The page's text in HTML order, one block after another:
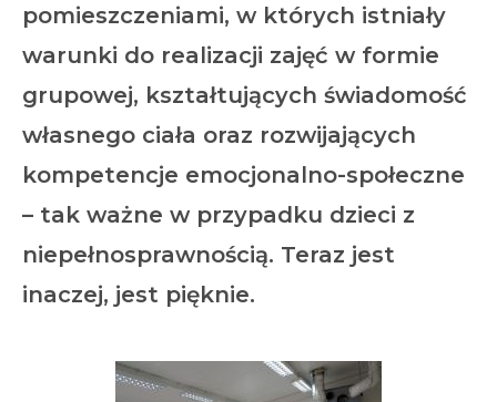
pomieszczeniami, w których istniały
warunki do realizacji zajęć w formie
grupowej, kształtujących świadomość
własnego ciała oraz rozwijających
kompetencje emocjonalno-społeczne
– tak ważne w przypadku dzieci z
niepełnosprawnością. Teraz jest
inaczej, jest pięknie.